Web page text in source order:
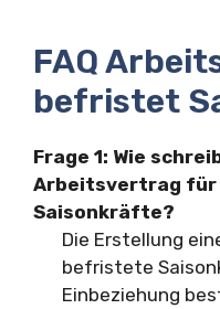
FAQ
befristet
Frage 1: Wie
Arbeitsvertrag
Saisonkräfte?
Die Erstellung
befristete
Einbeziehung